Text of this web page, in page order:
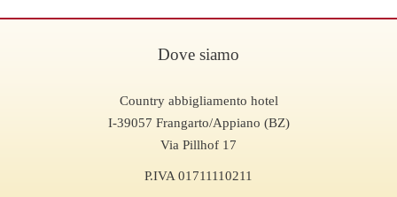
Dove siamo
Country abbigliamento hotel
I-39057 Frangarto/Appiano (BZ)
Via Pillhof 17
P.IVA 01711110211